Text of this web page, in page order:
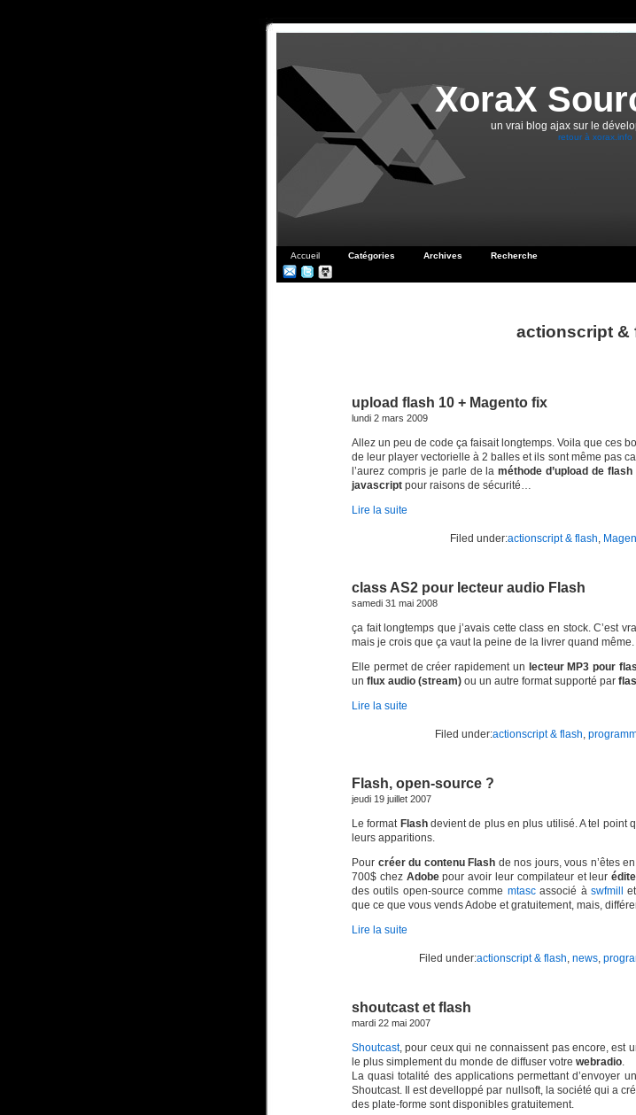
XoraX
un vrai blog ajax sur le
retour à xorax.info
Accueil Catégories Archives
Recherche
actionscript &
upload flash 10 + Magento fix
lundi 2 mars 2009
Allez un peu de code ça faisait longtemps. Voila que ces
de leur player vectorielle à 2 balles et ils sont même pas
l’aurez compris je parle de laméthode d’upload de
javascript pour raisons de sécurité…
Lire la suite
Filed under:actionscript & flash,
class AS2 pour lecteur audio Flash
samedi 31 mai 2008
ça fait longtemps que j’avais cette class en stock. C’est
mais je crois que ça vaut la peine de la livrer quand même.
Elle permet de créer rapidement un lecteur MP3 pour
un flux audio (stream) ou un autre format supporté par
Lire la suite
Filed under:actionscript & flash,
Flash, open-source ?
jeudi 19 juillet 2007
Le format Flashdevient de plus en plus utilisé. A tel point
leurs apparitions.
Pour créer du contenu Flash de nos jours, vous n’êtes
700$ chez Adobepour avoir leur compilateur et leur
des outils open-source comme mtascassocié àswfmill
que ce que vous vends Adobe et gratuitement, mais,
Lire la suite
Filed under:actionscript & flash, news,
shoutcast et flash
mardi 22 mai 2007
Shoutcast, pour ceux qui ne connaissent pas encore, est
le plus simplement du monde de diffuser votre webradio.
La quasi totalité des applications permettant d’envoyer un
Shoutcast. Il est develloppé par nullsoft, la société qui a
des plate-forme sont disponibles gratuitement.